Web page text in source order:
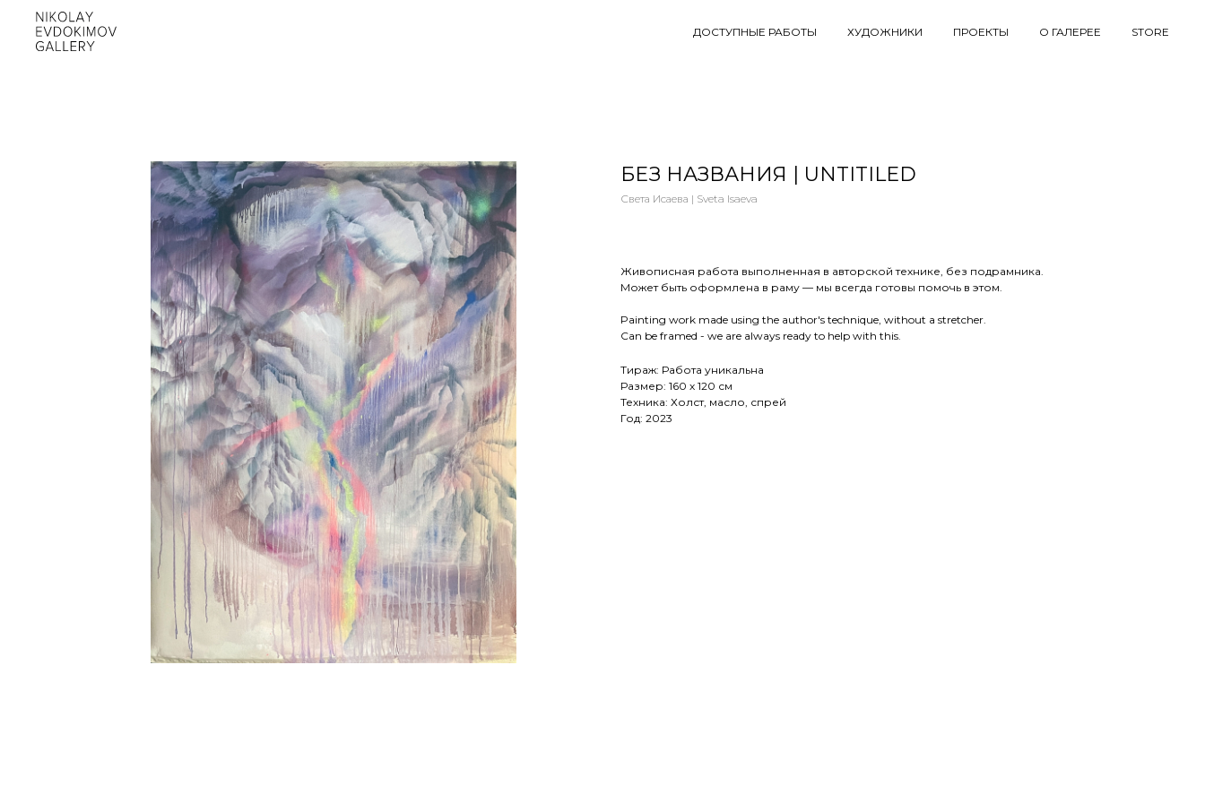
ДОСТУПНЫЕ РАБОТЫ ХУДОЖНИКИ ПРОЕКТЫ О ГАЛЕРЕЕ STORE
БЕЗ НАЗВАНИЯ | UNTITILED
Света Исаева | Sveta Isaeva
Живописная работа выполненная в авторской технике, без подрамника.
Может быть оформлена в раму — мы всегда готовы помочь в этом.
Painting work made using the author's technique, without a stretcher.
Can be framed - we are always ready to help with this.
Тираж: Работа уникальна
Размер: 160 х 120 см
Техника: Холст, масло, спрей
Год: 2023